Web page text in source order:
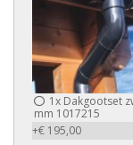
1x Dakgootset
mm 1017215
+€ 195,00